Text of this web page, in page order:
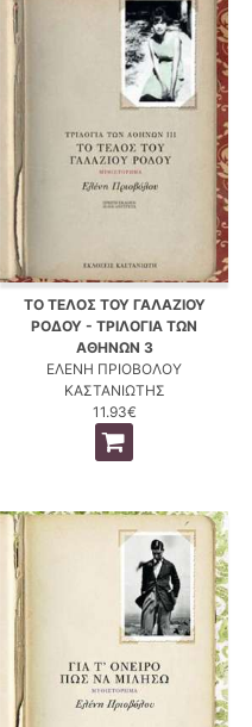
ΤΟ ΤΕΛΟΣ ΤΟΥ ΓΑΛΑΖΙΟΥ
ΡΟΔΟΥ - ΤΡΙΛΟΓΙΑ ΤΩΝ
ΑΘΗΝΩΝ 3
ΕΛΕΝΗ ΠΡΙΟΒΟΛΟΥ
ΚΑΣΤΑΝΙΩΤΗΣ
11.93€